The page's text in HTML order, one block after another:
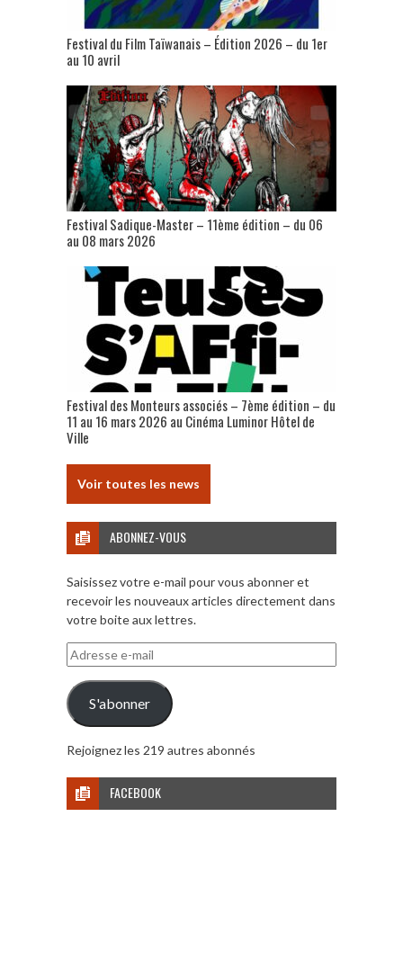
Festival du Film Taïwanais – Édition 2026 – du 1er
au 10 avril
Festival Sadique-Master – 11ème édition – du 06
au 08 mars 2026
Festival des Monteurs associés – 7ème édition – du
11 au 16 mars 2026 au Cinéma Luminor Hôtel de
Ville
Voir toutes les news
ABONNEZ-VOUS
Saisissez votre e-mail pour vous abonner et
recevoir les nouveaux articles directement dans
votre boite aux lettres.
Adresse
e-
mail
S'abonner
Rejoignez les 219 autres abonnés
FACEBOOK